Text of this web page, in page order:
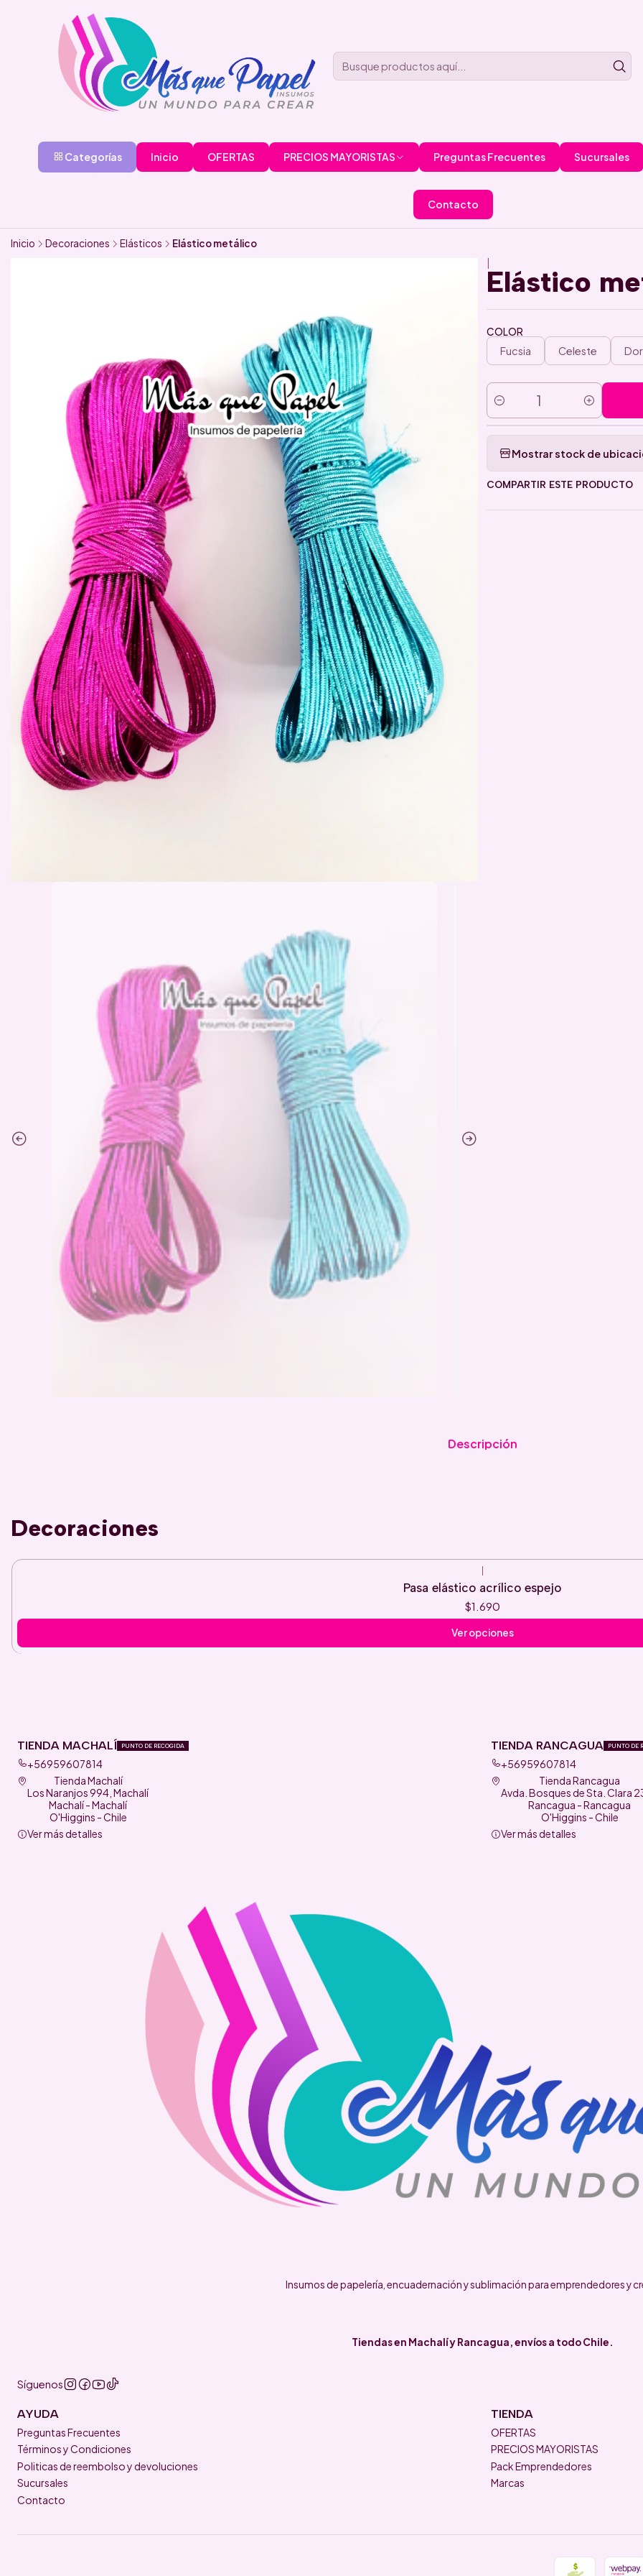
Categorías Inicio OFERTAS PRECIOS MAYORISTAS Preguntas Frecuentes Sucursales
Contacto
Inicio Decoraciones Elásticos
Elástico metálico
Elástico
COLOR
Fucsia Celeste
Cantidad
Mostrar stock de
COMPARTIR ESTE PRODUCTO
Descripción
Decoraciones
Pasa elástico acrílico espejo
$1.690
Ver opciones
TIENDA MACHALÍ PUNTO DE RECOGIDA
+56959607814
Tienda Machalí
Los Naranjos 994, Machalí
Machalí - Machalí
O'Higgins - Chile
Ver más detalles
TIENDA RANCAGUA PUNTO DE
+56959607814
Tienda Rancagua
Avda. Bosques de Sta. Clara
Rancagua - Rancagua
O'Higgins - Chile
Ver más detalles
Insumos de papelería, encuadernación y sublimación para emprendedores y
Tiendas en Machalí y Rancagua, envíos a todo Chile.
Síguenos
AYUDA
Preguntas Frecuentes
Términos y Condiciones
Politicas de reembolso y devoluciones
Sucursales
Contacto
TIENDA
OFERTAS
PRECIOS MAYORISTAS
Pack Emprendedores
Marcas